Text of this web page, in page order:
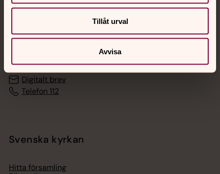
Tillåt urval
Avvisa
Jourhavande präst
med en präst på kvällar och nätter.
Chatt
Digitalt brev
Telefon 112
Svenska kyrkan
Hitta församling